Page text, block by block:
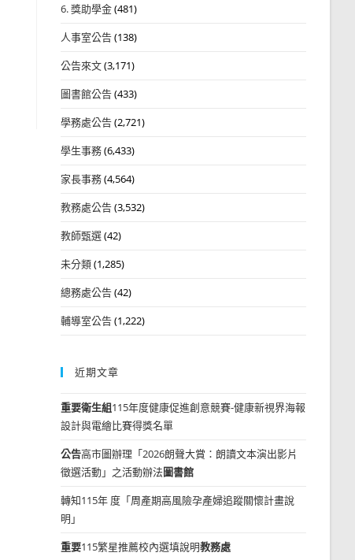
6. 獎助學金(481)
人事室公告(138)
公告來文(3,171)
圖書館公告(433)
學務處公告(2,721)
學生事務(6,433)
家長事務(4,564)
教務處公告(3,532)
教師甄選(42)
未分類(1,285)
總務處公告(42)
輔導室公告(1,222)
近期文章
重要衛生組115年度健康促進創意競賽-健康新視界海報
設計與電繪比賽得獎名單
公告高市圖辦理「2026朗聲大賞：朗讀文本演出影片
徵選活動」之活動辦法圖書館
轉知115年 度「周產期高風險孕產婦追蹤關懷計畫說
明」
重要115繁星推薦校內選填說明教務處